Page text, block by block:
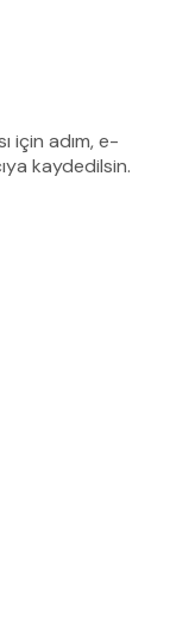
için adım, e-
kaydedilsin.